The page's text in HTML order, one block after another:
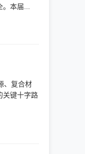
本届...
、复合材
关键十字路